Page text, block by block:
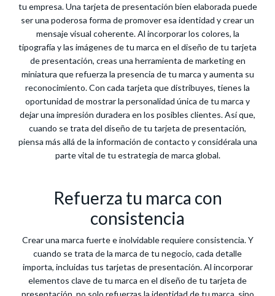
tu empresa. Una tarjeta de presentación bien elaborada puede
ser una poderosa forma de promover esa identidad y crear un
mensaje visual coherente. Al incorporar los colores, la
tipografía y las imágenes de tu marca en el diseño de tu tarjeta
de presentación, creas una herramienta de marketing en
miniatura que refuerza la presencia de tu marca y aumenta su
reconocimiento. Con cada tarjeta que distribuyes, tienes la
oportunidad de mostrar la personalidad única de tu marca y
dejar una impresión duradera en los posibles clientes. Así que,
cuando se trata del diseño de tu tarjeta de presentación,
piensa más allá de la información de contacto y considérala una
parte vital de tu estrategia de marca global.
Refuerza tu marca con
consistencia
Crear una marca fuerte e inolvidable requiere consistencia. Y
cuando se trata de la marca de tu negocio, cada detalle
importa, incluidas tus tarjetas de presentación. Al incorporar
elementos clave de tu marca en el diseño de tu tarjeta de
presentación, no solo refuerzas la identidad de tu marca, sino